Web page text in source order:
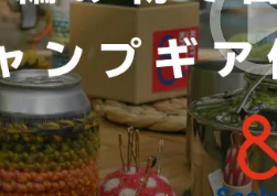
まちづくり・地域活性化